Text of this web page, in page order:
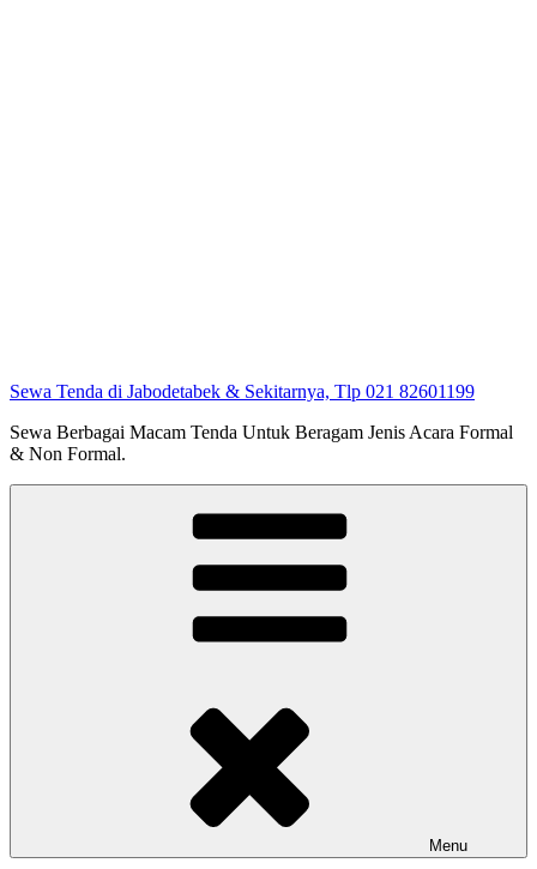
Sewa Tenda di Jabodetabek & Sekitarnya, Tlp 021 82601199
Sewa Berbagai Macam Tenda Untuk Beragam Jenis Acara Formal
& Non Formal.
Menu